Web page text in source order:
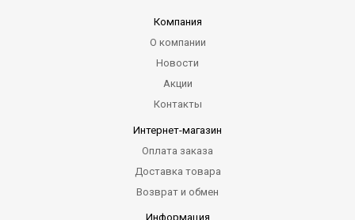
Компания
О компании
Новости
Акции
Контакты
Интернет-магазин
Оплата заказа
Доставка товара
Возврат и обмен
Информация